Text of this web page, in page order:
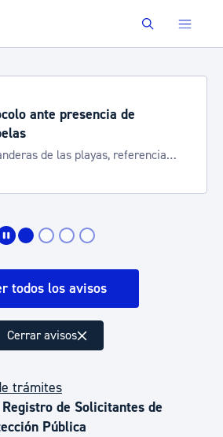
Buscar
ante presencia de
de las playas, referencia
todos los avisos
Cerrar avisos
trámites
de Solicitantes de
Pública